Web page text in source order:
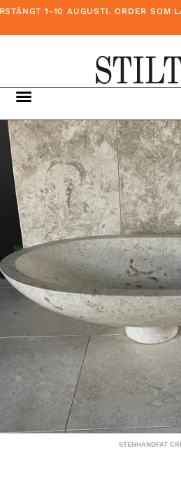
1-10 AUGUSTI. ORDER SOM
STENHANDFAT